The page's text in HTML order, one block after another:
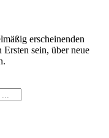
erscheinenden
sein, über neue